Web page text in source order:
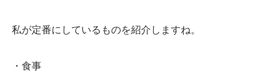
私が定番にしているものを紹介しますね。
・食事